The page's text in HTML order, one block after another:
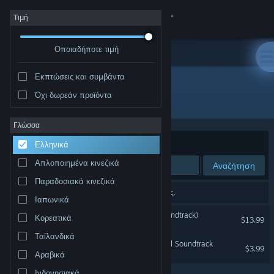
Σύνδεση
Κατάστημα
Σχετικά
Υποστήριξη
Αλλαγή γλώσσας
Προβολή ιστοσελίδας για υπολογιστές
Τιμή
Οποιαδήποτε τιμή
Εκπτώσεις και συμβάντα
Όχι δωρεάν προϊόντα
Γλώσσα
Ελληνικά
Απλοποιημένα κινεζικά
Παραδοσιακά κινεζικά
Ιαπωνικά
Κορεατικά
Ταϊλανδικά
Αραβικά
Δημιουργός: Lifeformed
Ταξινόμηση ανά
Αναζήτηση
2 αποτελέσματα ταιριάζουν με την αναζήτησή σας.
TUNIC (Original Game Soundtrack)
$13.99
Fastfall - Dustforce Original Soundtrack
$3.99